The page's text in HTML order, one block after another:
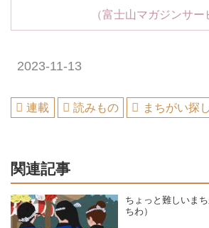
（富士山マガジンサー
2023-11-13
連載 読みもの まちがい探し
関連記事
ちょっと難しいま
ちわ）